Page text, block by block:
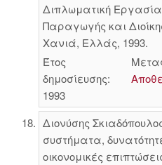
Διπλωματική
Παραγωγής και
Χανιά, Ελλάς, 1993.
Έτος
δημοσίευσης:
1993
Διονύσης
συστήματα,
οικονομικές